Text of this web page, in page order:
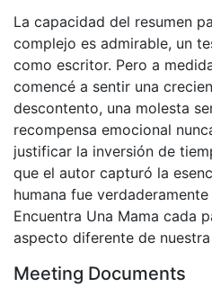
La capacidad del resumen
complejo es admirable, un
como escritor. Pero a
comencé a sentir una
descontento, una molesta
recompensa emocional
justificar la inversión de
que el autor capturó la
humana fue
Encuentra Una Mama cada
aspecto diferente de
Meeting Documents